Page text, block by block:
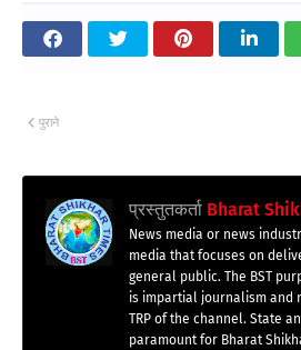
पुराने
प्रस्तुतकर्ता Bharat
News media or news
media that focuses on
general public. The BST
is impartial journalism and
TRP of the channel. State
paramount for Bharat